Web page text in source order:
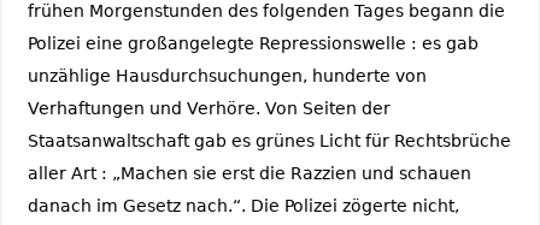
frühen Morgenstunden des folgenden Tages begann die
Polizei eine großangelegte Repressionswelle : es gab
unzählige Hausdurchsuchungen, hunderte von
Verhaftungen und Verhöre. Von Seiten der
Staatsanwaltschaft gab es grünes Licht für Rechtsbrüche
aller Art : „Machen sie erst die Razzien und schauen
danach im Gesetz nach.“. Die Polizei zögerte nicht,